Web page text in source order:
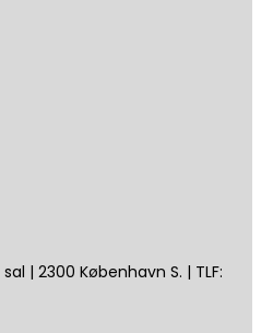
| 2300 København S. | TLF: